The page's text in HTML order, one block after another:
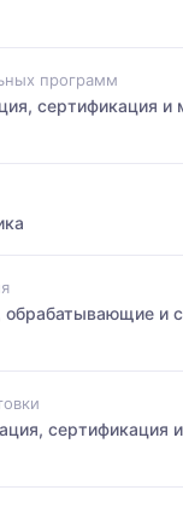
программ
сертификация и
и
сертификация